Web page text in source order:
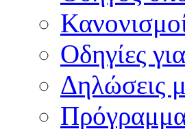
Οδηγίες
Δηλώσεις
Πρόγραμμα